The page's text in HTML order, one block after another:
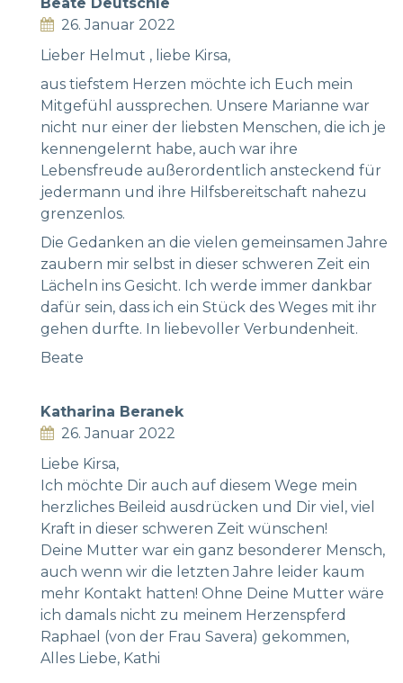
26. Januar 2022
Lieber Helmut , liebe Kirsa,
aus tiefstem Herzen möchte ich Euch mein
Mitgefühl aussprechen. Unsere Marianne war
nicht nur einer der liebsten Menschen, die ich je
kennengelernt habe, auch war ihre
Lebensfreude außerordentlich ansteckend für
jedermann und ihre Hilfsbereitschaft nahezu
grenzenlos.
Die Gedanken an die vielen gemeinsamen Jahre
zaubern mir selbst in dieser schweren Zeit ein
Lächeln ins Gesicht. Ich werde immer dankbar
dafür sein, dass ich ein Stück des Weges mit ihr
gehen durfte. In liebevoller Verbundenheit.
Beate
Katharina Beranek
26. Januar 2022
Liebe Kirsa,
Ich möchte Dir auch auf diesem Wege mein
herzliches Beileid ausdrücken und Dir viel, viel
Kraft in dieser schweren Zeit wünschen!
Deine Mutter war ein ganz besonderer Mensch,
auch wenn wir die letzten Jahre leider kaum
mehr Kontakt hatten! Ohne Deine Mutter wäre
ich damals nicht zu meinem Herzenspferd
Raphael (von der Frau Savera) gekommen,
Alles Liebe, Kathi